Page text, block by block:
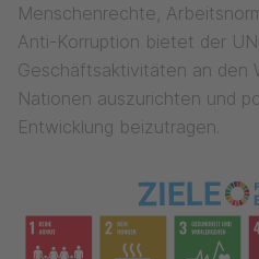
Menschenrechte,
Anti-Korruption bietet der
Geschäftsaktivitäten an den
Nationen auszurichten und
Entwicklung beizutragen.